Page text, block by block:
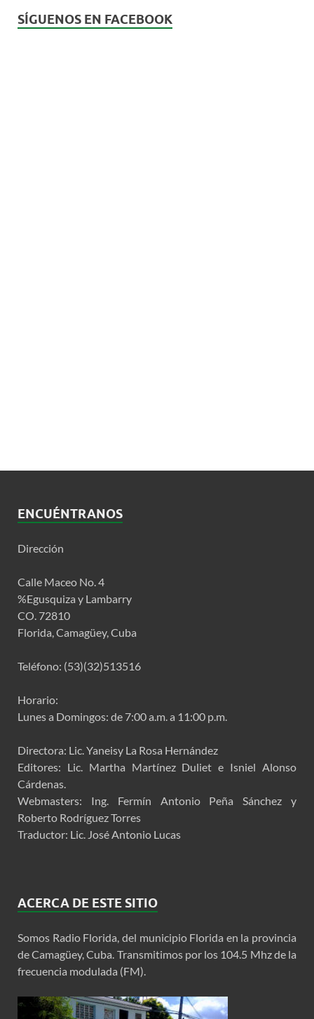
SÍGUENOS EN FACEBOOK
ENCUÉNTRANOS
Dirección
Calle Maceo No. 4
%Egusquiza y Lambarry
CO. 72810
Florida, Camagüey, Cuba
Teléfono: (53)(32)513516
Horario:
Lunes a Domingos: de 7:00 a.m. a 11:00 p.m.
Directora: Lic. Yaneisy La Rosa Hernández
Editores: Lic. Martha Martínez Duliet e Isniel Alonso
Cárdenas.
Webmasters: Ing. Fermín Antonio Peña Sánchez y
Roberto Rodríguez Torres
Traductor: Lic. José Antonio Lucas
ACERCA DE ESTE SITIO
Somos Radio Florida, del municipio Florida en la provincia
de Camagüey, Cuba. Transmitimos por los 104.5 Mhz de la
frecuencia modulada (FM).